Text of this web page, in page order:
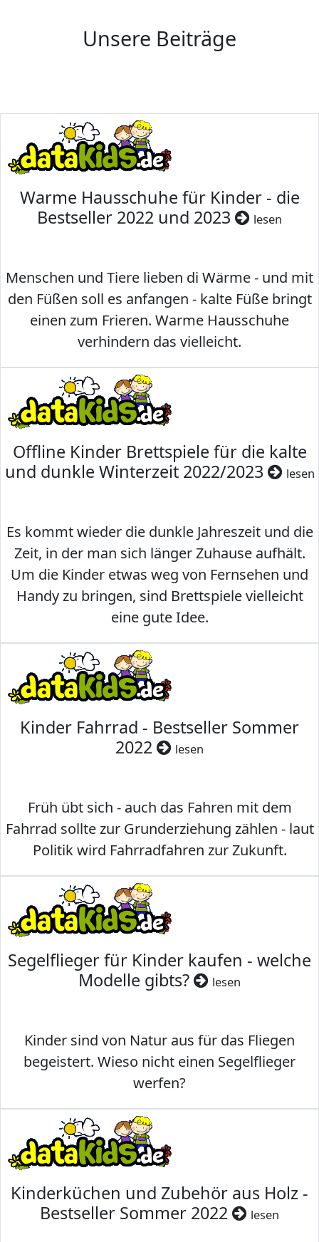
Unsere Beiträge
Warme Hausschuhe für Kinder - die
Bestseller 2022 und 2023
lesen
Menschen und Tiere lieben di Wärme - und mit
den Füßen soll es anfangen - kalte Füße bringt
einen zum Frieren. Warme Hausschuhe
verhindern das vielleicht.
Offline Kinder Brettspiele für die kalte
und dunkle Winterzeit 2022/2023
lesen
Es kommt wieder die dunkle Jahreszeit und die
Zeit, in der man sich länger Zuhause aufhält.
Um die Kinder etwas weg von Fernsehen und
Handy zu bringen, sind Brettspiele vielleicht
eine gute Idee.
Kinder Fahrrad - Bestseller Sommer
2022
lesen
Früh übt sich - auch das Fahren mit dem
Fahrrad sollte zur Grunderziehung zählen - laut
Politik wird Fahrradfahren zur Zukunft.
Segelflieger für Kinder kaufen - welche
Modelle gibts?
lesen
Kinder sind von Natur aus für das Fliegen
begeistert. Wieso nicht einen Segelflieger
werfen?
Kinderküchen und Zubehör aus Holz -
Bestseller Sommer 2022
lesen